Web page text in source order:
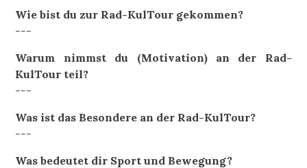
Wie bist du zur Rad-KulTour gekommen?
---
Warum nimmst du (Motivation) an der Rad-
KulTour teil?
---
Was ist das Besondere an der Rad-KulTour?
---
Was bedeutet dir Sport und Bewegung?